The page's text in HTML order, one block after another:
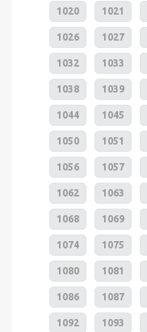
1020 1021
1026 1027
1032 1033
1038 1039
1044 1045
1050 1051
1056 1057
1062 1063
1068 1069
1074 1075
1080 1081
1086 1087
1092 1093